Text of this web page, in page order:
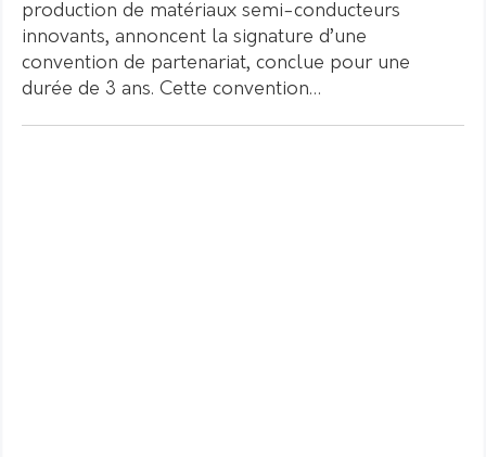
production de matériaux semi-conducteurs
innovants, annoncent la signature d’une
convention de partenariat, conclue pour une
durée de 3 ans. Cette convention…